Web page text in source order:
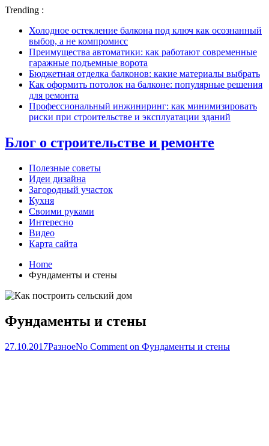
Trending :
Холодное остекление балкона под ключ как осознанный
выбор, а не компромисс
Преимущества автоматики: как работают современные
гаражные подъемные ворота
Бюджетная отделка балконов: какие материалы выбрать
Как оформить потолок на балконе: популярные решения
для ремонта
Профессиональный инжиниринг: как минимизировать
риски при строительстве и эксплуатации зданий
Блог о строительстве и ремонте
Полезные советы
Идеи дизайна
Загородный участок
Кухня
Своими руками
Интересно
Видео
Карта сайта
Home
Фундаменты и стены
Фундаменты и стены
27.10.2017РазноеNo Comment on Фундаменты и стены